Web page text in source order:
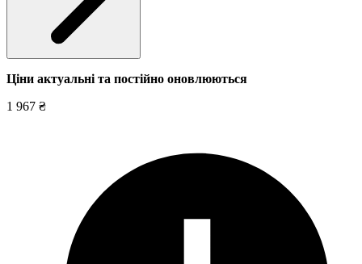
Ціни актуальні та постійно оновлюються
1 967 ₴